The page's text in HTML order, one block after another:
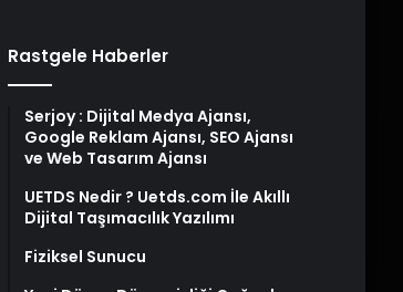
Rastgele Haberler
Serjoy : Dijital Medya Ajansı,
Google Reklam Ajansı, SEO Ajansı
ve Web Tasarım Ajansı
UETDS Nedir ? Uetds.com İle Akıllı
Dijital Taşımacılık Yazılımı
Fiziksel Sunucu